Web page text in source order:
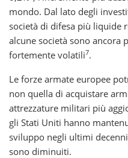
mondo. Dal lato degli
società di difesa più liquide
alcune società sono ancora
fortemente volatili7.
Le forze armate europee
non quella di acquistare
attrezzature militari più
gli Stati Uniti hanno
sviluppo negli ultimi
sono diminuiti.